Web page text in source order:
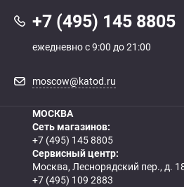
+7 (495) 145 8805
ежедневно с 9:00 до 21:00
moscow@katod.ru
МОСКВА
Сеть магазинов:
+7 (495) 145 8805
Сервисный центр:
Москва, Леснорядский пер., д.
+7 (495) 109 2883